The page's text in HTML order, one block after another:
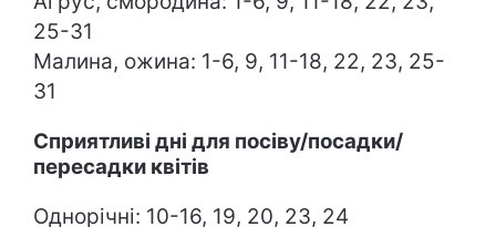
25-31
Малина, ожина: 1-6, 9, 11-18, 22, 23, 25-
31
Сприятливі дні для посіву/посадки/
пересадки квітів
Однорічні: 10-16, 19, 20, 23, 24